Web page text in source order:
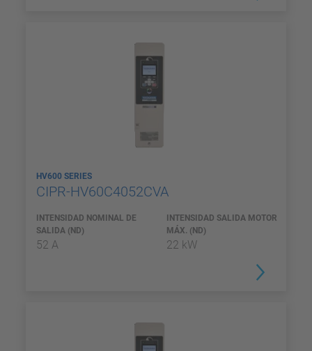
HV600 SERIES
CIPR-HV60C4052CVA
INTENSIDAD NOMINAL DE
SALIDA (ND)
52 A
INTENSIDAD SALIDA MOTOR
MÁX. (ND)
22 kW